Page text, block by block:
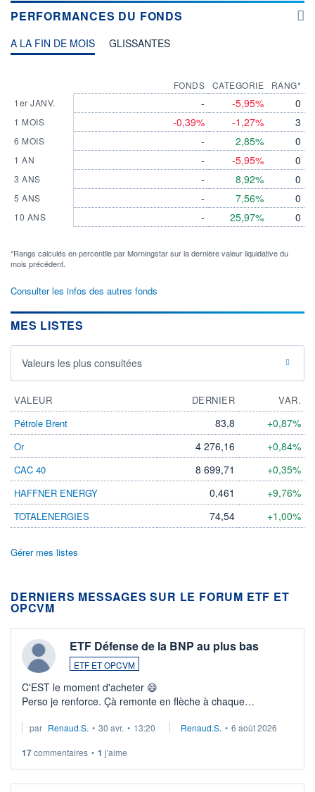
PERFORMANCES DU FONDS
A LA FIN DE MOIS GLISSANTES
1er JANV.
1 MOIS
6 MOIS
1 AN
3 ANS
5 ANS
10 ANS
FONDS
-
-0,39%
-
-
-
-
-
CATEGORIE
-5,95%
-1,27%
2,85%
-5,95%
8,92%
7,56%
25,97%
RANG*
0
3
0
0
0
0
0
*Rangs calculés en percentile par Morningstar sur la dernière valeur liquidative du
mois précédent.
Consulter les infos des autres fonds
MES LISTES
Valeurs les plus consultées
VALEUR DERNIER
VAR.
Pétrole Brent
83,8 +0,87%
Or 4 276,16 +0,84%
CAC 40 8 699,71 +0,35%
HAFFNER ENERGY 0,461 +9,76%
TOTALENERGIES 74,54 +1,00%
Gérer mes listes
DERNIERS MESSAGES SUR LE FORUM ETF ET
OPCVM
ETF Défense de la BNP au plus bas
ETF ET OPCVM
C'EST le moment d'acheter 😄​
Perso je renforce. Çà remonte en flèche à chaque
Investissement long terme tip top pour sa retraite.
par Renaud.S. • 30 avr. • 13:20 Renaud.S. • 6 août 2026
17commentaires • 1 j'aime